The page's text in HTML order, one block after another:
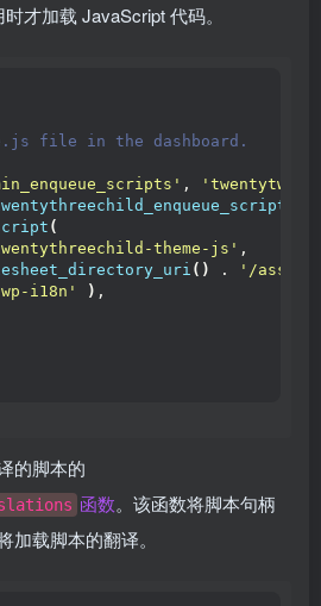
才加载 JavaScript 代码。
file in the dashboard.
,
(
theme-js' ,
() .
'/
i18n' ) ,
的脚本的
函数。该函数将脚本句柄
载脚本的翻译。